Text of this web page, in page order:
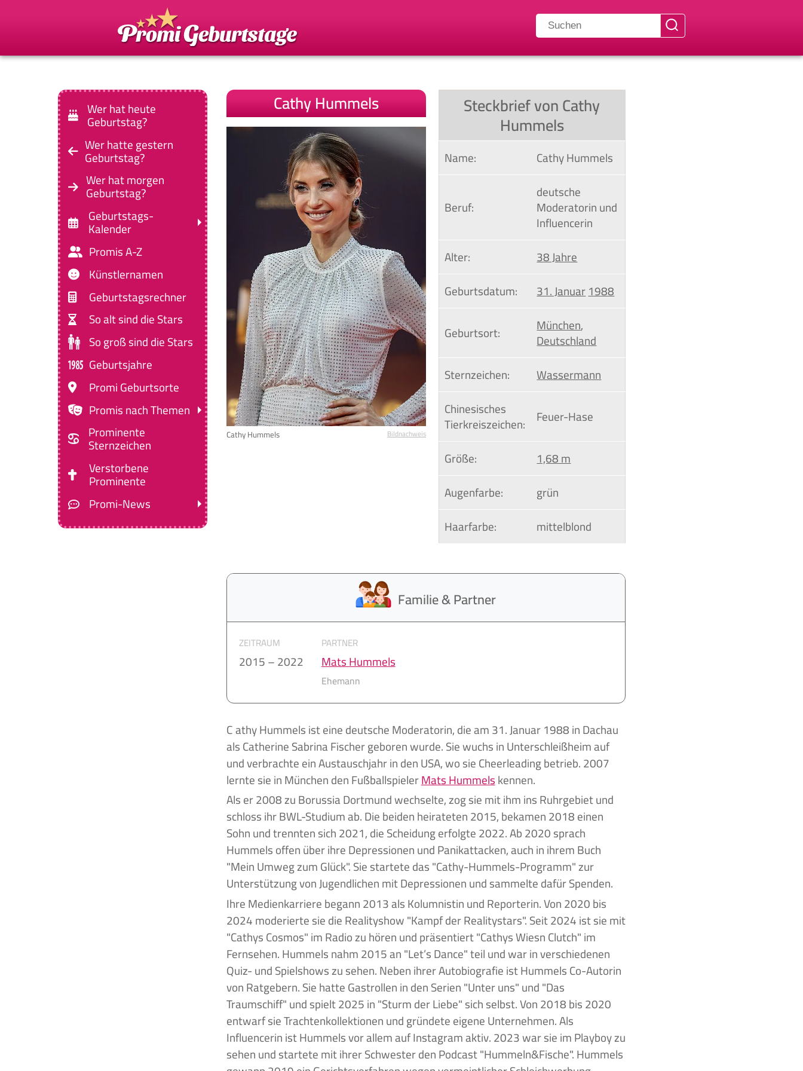
Wer hat heute
Geburtstag?
Wer hatte gestern
Geburtstag?
Wer hat morgen
Geburtstag?
Geburtstags-
Kalender
Promis A-Z
Künstlernamen
Geburtstagsrechner
So alt sind die Stars
So groß sind die Stars
Geburtsjahre
Promi Geburtsorte
Promis nach Themen
Prominente
Sternzeichen
Verstorbene
Prominente
Promi-News
Cathy Hummels
Cathy Hummels Bildnachweis
Steckbrief von Cathy
Hummels
Name: Cathy Hummels
Beruf:
deutsche
Moderatorin und
Influencerin
Alter:
38 Jahre
Geburtsdatum:
31. Januar1988
Geburtsort:
München,
Deutschland
Sternzeichen:
Wassermann
Chinesisches
Tierkreiszeichen: Feuer-Hase
Größe:
1,68 m
Augenfarbe:
grün
Haarfarbe:
mittelblond
Familie & Partner
ZEITRAUM PARTNER
2015 – 2022 Mats Hummels
Ehemann
Cathy Hummels ist eine deutsche Moderatorin, die am 31. Januar 1988 in Dachau
als Catherine Sabrina Fischer geboren wurde. Sie wuchs in Unterschleißheim auf
und verbrachte ein Austauschjahr in den USA, wo sie Cheerleading betrieb. 2007
lernte sie in München den FußballspielerMats Hummelskennen.
Als er 2008 zu Borussia Dortmund wechselte, zog sie mit ihm ins Ruhrgebiet und
schloss ihr BWL-Studium ab. Die beiden heirateten 2015, bekamen 2018 einen
Sohn und trennten sich 2021, die Scheidung erfolgte 2022. Ab 2020 sprach
Hummels offen über ihre Depressionen und Panikattacken, auch in ihrem Buch
"Mein Umweg zum Glück". Sie startete das "Cathy-Hummels-Programm" zur
Unterstützung von Jugendlichen mit Depressionen und sammelte dafür Spenden.
Ihre Medienkarriere begann 2013 als Kolumnistin und Reporterin. Von 2020 bis
2024 moderierte sie die Realityshow "Kampf der Realitystars". Seit 2024 ist sie mit
"Cathys Cosmos" im Radio zu hören und präsentiert "Cathys Wiesn Clutch" im
Fernsehen. Hummels nahm 2015 an "Let’s Dance" teil und war in verschiedenen
Quiz- und Spielshows zu sehen. Neben ihrer Autobiografie ist Hummels Co-Autorin
von Ratgebern. Sie hatte Gastrollen in den Serien "Unter uns" und "Das
Traumschiff" und spielt 2025 in "Sturm der Liebe" sich selbst. Von 2018 bis 2020
entwarf sie Trachtenkollektionen und gründete eigene Unternehmen. Als
Influencerin ist Hummels vor allem auf Instagram aktiv. 2023 war sie im Playboy zu
sehen und startete mit ihrer Schwester den Podcast "Hummeln&Fische". Hummels